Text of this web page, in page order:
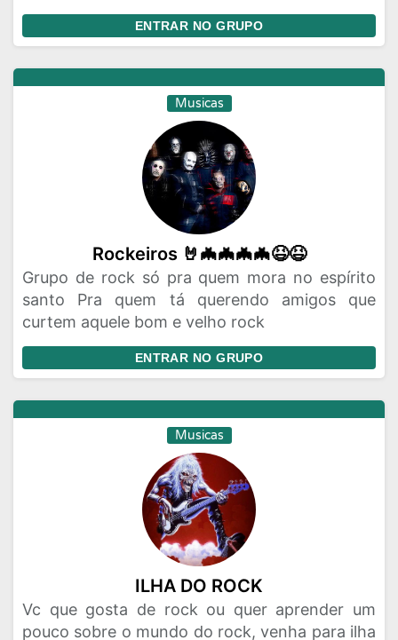
ENTRAR NO GRUPO
Musicas
Rockeiros 🤘🦇🦇🦇🦇😆😆
Grupo de rock só pra quem mora no espírito
santo Pra quem tá querendo amigos que
curtem aquele bom e velho rock
ENTRAR NO GRUPO
Musicas
ILHA DO ROCK
Vc que gosta de rock ou quer aprender um
pouco sobre o mundo do rock, venha para ilha